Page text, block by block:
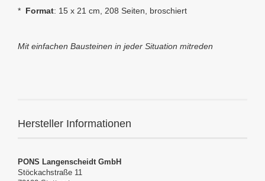
* Format: 15 x 21 cm, 208 Seiten, broschiert
Mit einfachen Bausteinen in jeder Situation mitreden
Hersteller Informationen
PONS Langenscheidt GmbH
Stöckachstraße 11